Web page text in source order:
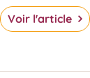
Voir l'article